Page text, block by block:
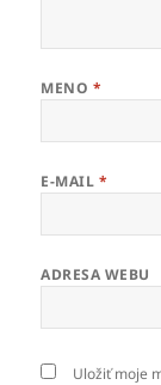
MENO *
E-MAIL *
ADRESA WEBU
Uložiť moje